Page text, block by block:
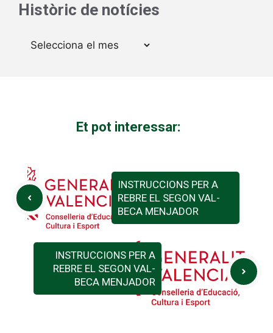
Històric de notícies
Arxius
Et pot interessar:
INSTRUCCIONS PER A
REBRE EL SEGON VAL-
BECA MENJADOR
INSTRUCCIONS PER A
REBRE EL SEGON VAL-
BECA MENJADOR